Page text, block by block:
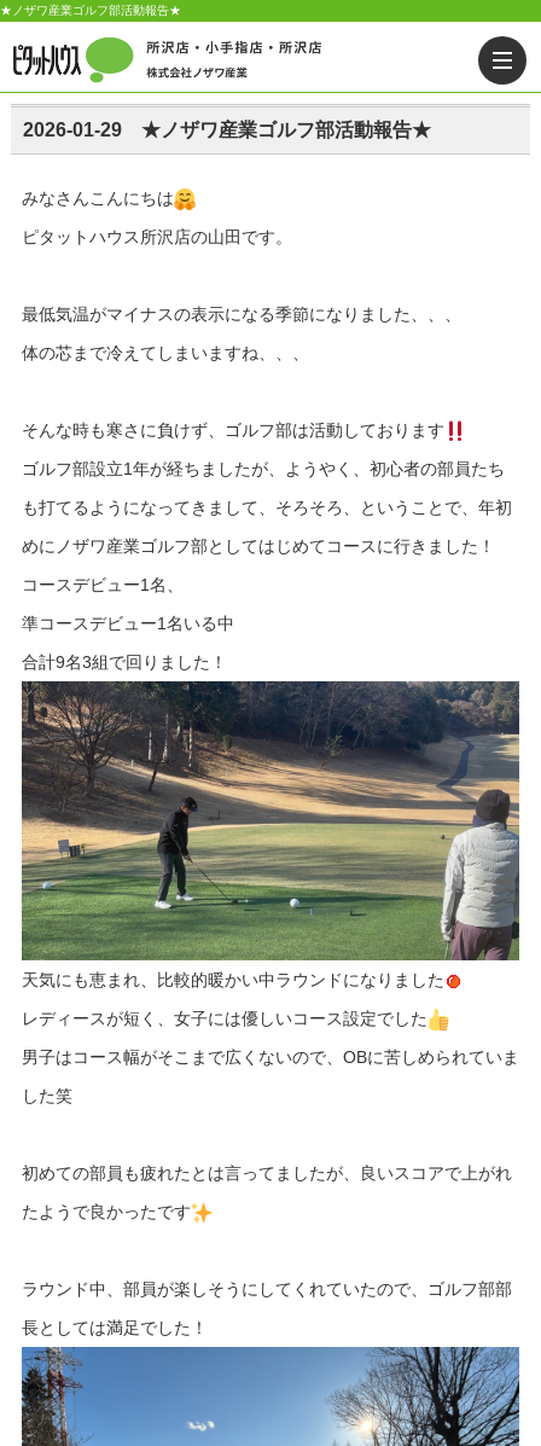
★ノザワ産業ゴルフ部活動報告★
2026-01-29 ★ノザワ産業ゴルフ部活動報告★
みなさんこんにちは
ピタットハウス所沢店の山田です。
最低気温がマイナスの表示になる季節になりました、、、
体の芯まで冷えてしまいますね、、、
そんな時も寒さに負けず、ゴルフ部は活動しております
ゴルフ部設立1年が経ちましたが、ようやく、初心者の部員たち
も打てるようになってきまして、そろそろ、ということで、年初
めにノザワ産業ゴルフ部としてはじめてコースに行きました！
コースデビュー1名、
準コースデビュー1名いる中
合計9名3組で回りました！
天気にも恵まれ、比較的暖かい中ラウンドになりました
レディースが短く、女子には優しいコース設定でした
男子はコース幅がそこまで広くないので、OBに苦しめられていま
した笑
初めての部員も疲れたとは言ってましたが、良いスコアで上がれ
たようで良かったです
ラウンド中、部員が楽しそうにしてくれていたので、ゴルフ部部
長としては満足でした！